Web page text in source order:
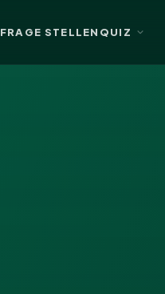
FRAGE STELLEN QUIZ